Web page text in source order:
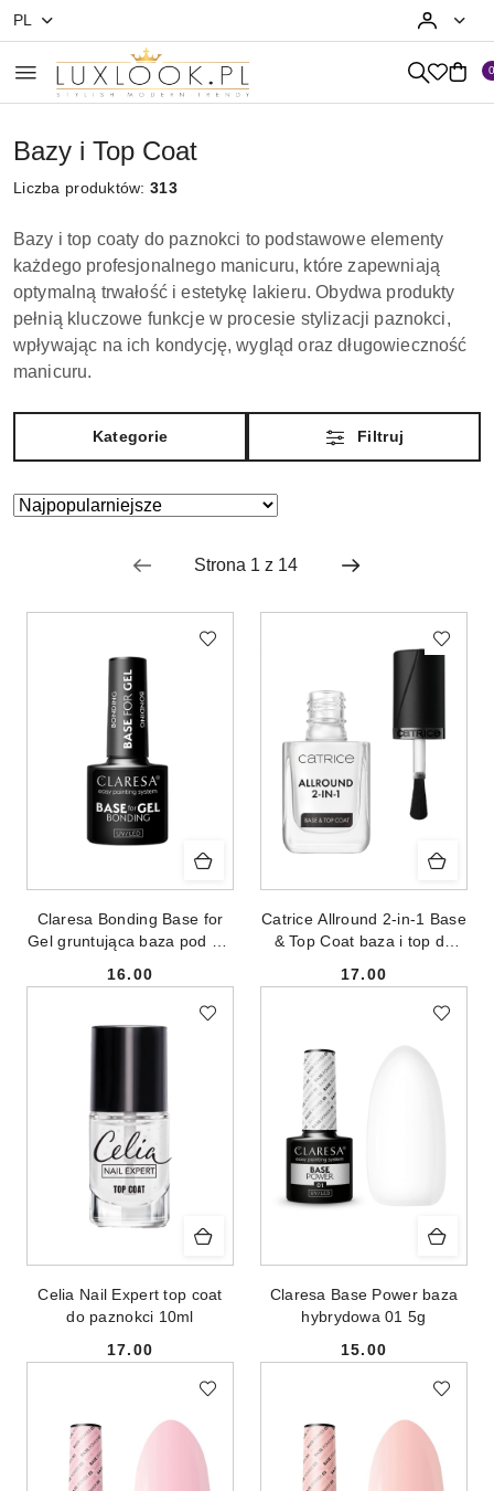
Przejdź do treści głównej
Przejdź do wyszukiwarki
Przejdź do moje konto
Przejdź do menu głównego
Przejdź do stopki
0
PL
Bazy i Top Coat
Liczba produktów:313
Bazy i top coaty do paznokci to podstawowe elementy
każdego profesjonalnego manicuru, które zapewniają
optymalną trwałość i estetykę lakieru. Obydwa produkty
pełnią kluczowe funkcje w procesie stylizacji paznokci,
wpływając na ich kondycję, wygląd oraz długowieczność
manicuru.
Kategorie Filtruj
Zastosowano
Najpopularniejsze.
Sortuj
Claresa Bonding Base for
Gel gruntująca baza pod żel
Cena:
16.00
Catrice Allround 2-in-1 Base
& Top Coat baza i top do
Cena:
17.00
Celia Nail Expert top coat
do paznokci 10ml
Cena:
17.00
Claresa Base Power baza
hybrydowa 01 5g
Cena:
15.00